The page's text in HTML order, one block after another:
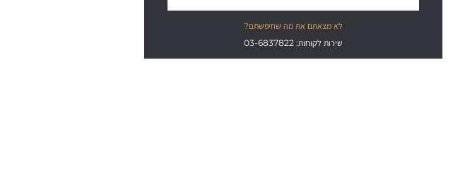
לא מצאתם את מה שחיפשתם?
שירות לקוחות: 03-6837822